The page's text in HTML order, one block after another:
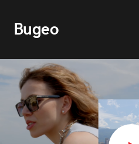
Видео